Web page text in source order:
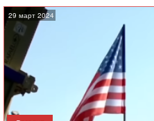
29 март 2024